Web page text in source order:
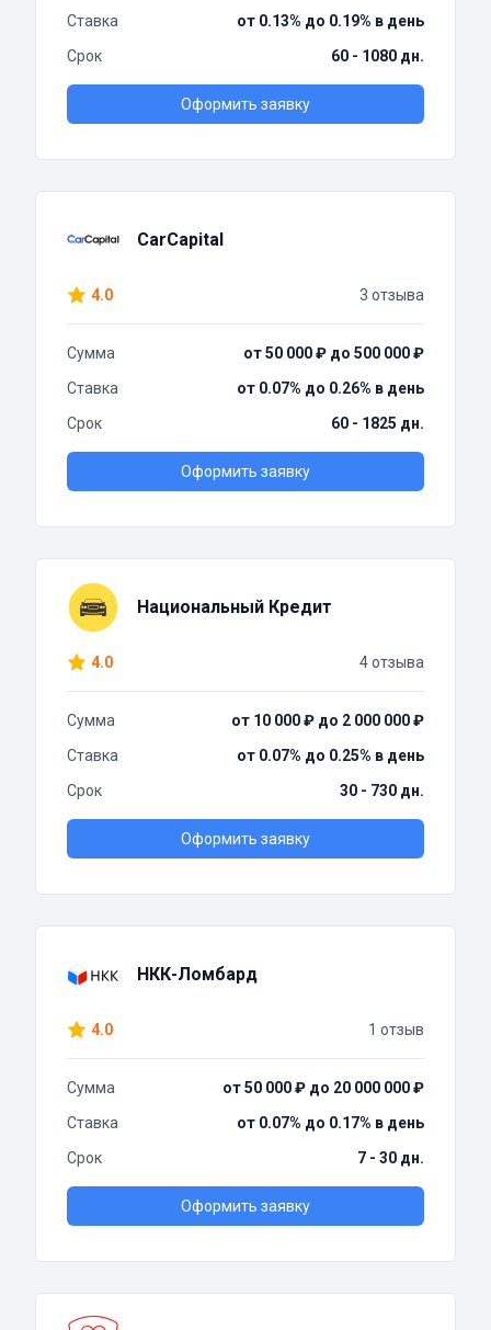
Ставка
от 0.13% до 0.19% в день
Срок
60 - 1080 дн.
Оформить заявку
CarCapital
4.0 3 отзыва
Сумма
от 50 000 ₽ до 500 000 ₽
Ставка
от 0.07% до 0.26% в день
Срок
60 - 1825 дн.
Оформить заявку
Национальный Кредит
4.0 4 отзыва
Сумма
от 10 000 ₽ до 2 000 000 ₽
Ставка
от 0.07% до 0.25% в день
Срок
30 - 730 дн.
Оформить заявку
НКК-Ломбард
4.0 1 отзыв
Сумма
от 50 000 ₽ до 20 000 000 ₽
Ставка
от 0.07% до 0.17% в день
Срок
7 - 30 дн.
Оформить заявку